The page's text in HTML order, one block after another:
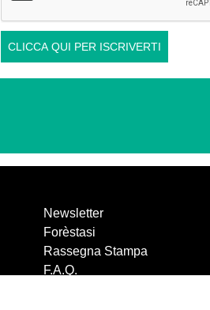
CLICCA QUI PER ISCRIVERTI
Newsletter
Forèstasi
Rassegna Stampa
F.A.Q.